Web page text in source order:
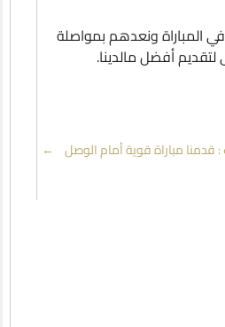
المباراة ونعدهم بمواصلة
مباراة قوية أمام الوصل →